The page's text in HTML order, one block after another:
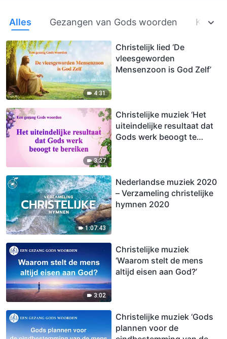
Alles Gezangen van Gods woorden
4:31
Christelijk lied ‘De
vleesgeworden
Mensenzoon is God Zelf’
3:27
Christelijke muziek ‘Het
uiteindelijke resultaat dat
Gods werk beoogt te
1:07:43
Nederlandse muziek 2020
– Verzameling christelijke
hymnen 2020
3:02
Christelijke muziek
‘Waarom stelt de mens
altijd eisen aan God?’
Christelijke muziek ‘Gods
plannen voor de